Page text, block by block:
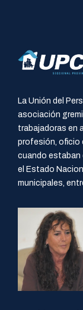
La Unión del
asociación
trabajadoras en
profesión, oficio
cuando estaban
el Estado
municipales,